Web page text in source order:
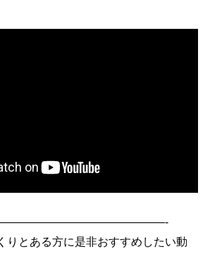
りとある方に是非おすすめしたい動